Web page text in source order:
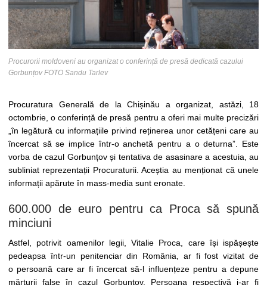
Procurorii moldoveni au organizat o conferință de presă dedicată cazului
Gorbunțov FOTO Sandu Tarlev
Procuratura Generală de la Chișinău a organizat, astăzi, 18
octombrie, o conferință de presă pentru a oferi mai multe precizări
„în legătură cu informațiile privind reținerea unor cetățeni care au
încercat să se implice într-o anchetă pentru a o deturna”. Este
vorba de cazul Gorbunțov și tentativa de asasinare a acestuia, au
subliniat reprezentații Procuraturii. Aceștia au menționat că unele
informații apărute în mass-media sunt eronate.
600.000 de euro pentru ca Proca să spună
minciuni
Astfel, potrivit oamenilor legii, Vitalie Proca, care își ispășește
pedeapsa într-un penitenciar din România, ar fi fost vizitat de
o persoană care ar fi încercat să-l influențeze pentru a depune
mărturii false în cazul Gorbunțov. Persoana respectivă i-ar fi